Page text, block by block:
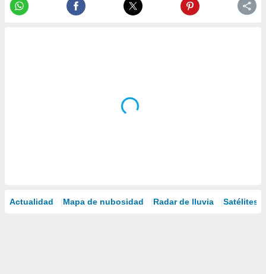
Actualidad Mapa de nubosidad Radar de lluvia Satélites